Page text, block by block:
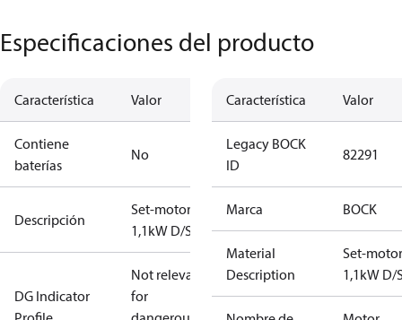
Especificaciones del producto
Característica Valor
Contiene
baterías
No
Descripción
Set-motor
1,1kW D/S
DG Indicator
Not relevant
for
Característica Valor
Legacy BOCK
ID
82291
Marca BOCK
Material
Description
Set-motor
1,1kW D/